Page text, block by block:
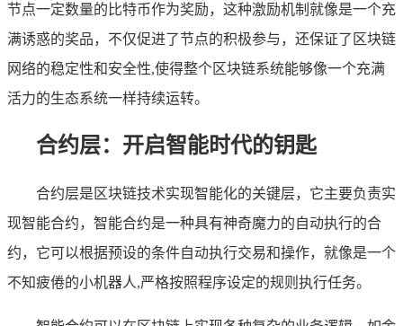
节点一定数量的比特币作为奖励，这种激励机制就像是一个充
满诱惑的奖品，不仅促进了节点的积极参与，还保证了区块链
网络的稳定性和安全性,使得整个区块链系统能够像一个充满
活力的生态系统一样持续运转。
合约层：开启智能时代的钥匙
合约层是区块链技术实现智能化的关键层，它主要负责实
现智能合约，智能合约是一种具有神奇魔力的自动执行的合
约，它可以根据预设的条件自动执行交易和操作，就像是一个
不知疲倦的小机器人,严格按照程序设定的规则执行任务。